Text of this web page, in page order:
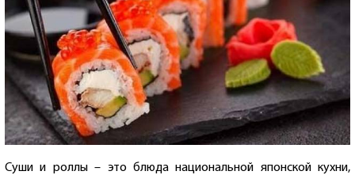
Суши и роллы – это блюда национальной японской кухни,